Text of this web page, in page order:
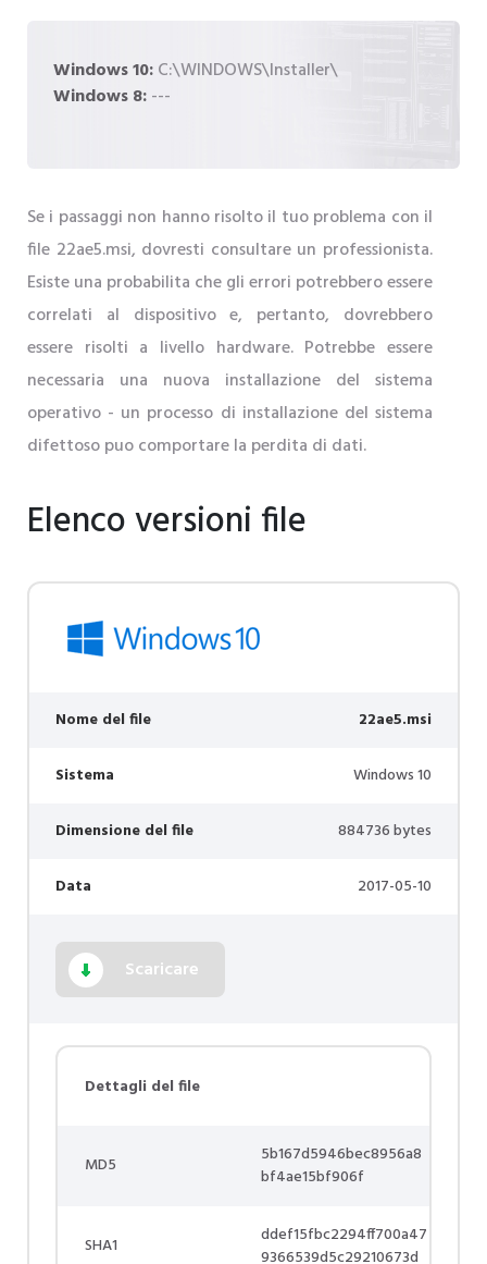
Windows 10:C:\WINDOWS\Installer\
Windows 8:---
Se i passaggi non hanno risolto il tuo problema con il
file 22ae5.msi, dovresti consultare un professionista.
Esiste una probabilita che gli errori potrebbero essere
correlati al dispositivo e, pertanto, dovrebbero
essere risolti a livello hardware. Potrebbe essere
necessaria una nuova installazione del sistema
operativo - un processo di installazione del sistema
difettoso puo comportare la perdita di dati.
Elenco versioni file
Nome del file 22ae5.msi
Sistema Windows 10
Dimensione del file 884736 bytes
Data 2017-05-10
Scaricare
Dettagli del file
MD5
5b167d5946bec8956a8
bf4ae15bf906f
SHA1
ddef15fbc2294ff700a47
9366539d5c29210673d